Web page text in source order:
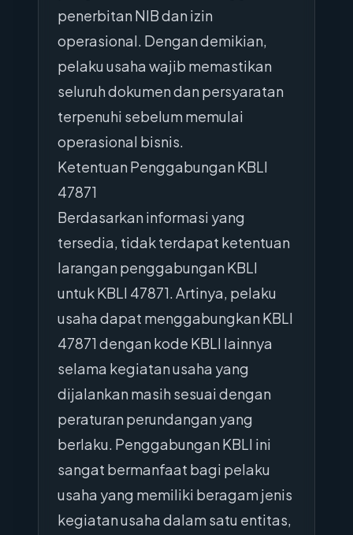
penerbitan NIB dan izin
operasional. Dengan demikian,
pelaku usaha wajib memastikan
seluruh dokumen dan persyaratan
terpenuhi sebelum memulai
operasional bisnis.
Ketentuan Penggabungan KBLI
47871
Berdasarkan informasi yang
tersedia, tidak terdapat ketentuan
larangan penggabungan KBLI
untuk KBLI 47871. Artinya, pelaku
usaha dapat menggabungkan KBLI
47871 dengan kode KBLI lainnya
selama kegiatan usaha yang
dijalankan masih sesuai dengan
peraturan perundangan yang
berlaku. Penggabungan KBLI ini
sangat bermanfaat bagi pelaku
usaha yang memiliki beragam jenis
kegiatan usaha dalam satu entitas,